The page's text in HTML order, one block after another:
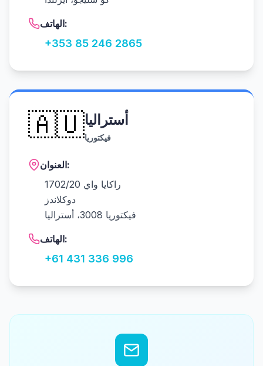
الهاتف:
+353 85 246 2865
🇦🇺أستراليا
فيكتوريا
العنوان:
1702/20 راكايا واي
دوكلاندز
فيكتوريا 3008، أستراليا
الهاتف:
+61 431 336 996